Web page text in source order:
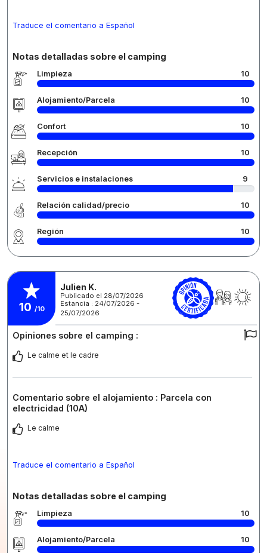
Traduce el comentario a Español
Notas detalladas sobre el camping
Limpieza 10
Alojamiento/Parcela 10
Confort 10
Recepción 10
Servicios e instalaciones 9
Relación calidad/precio 10
Región 10
10 /10
Julien K.
Publicado el 28/07/2026
Estancia : 24/07/2026 -
25/07/2026
Opiniones sobre el camping :
Le calme et le cadre
Comentario sobre el alojamiento : Parcela con
electricidad (10A)
Le calme
Traduce el comentario a Español
Notas detalladas sobre el camping
Limpieza 10
Alojamiento/Parcela 10